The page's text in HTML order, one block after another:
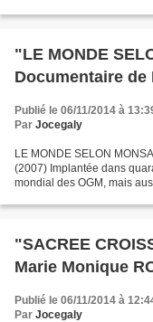
"LE MONDE
Documentaire de
Publié le 06/11/2014 à
Par Jocegaly
LE MONDE SELON
(2007) Implantée dans
mondial des OGM, mais
"SACREE
Marie Monique
Publié le 06/11/2014 à
Par Jocegaly